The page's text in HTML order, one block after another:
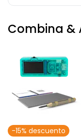
Combina &
-15% descuento